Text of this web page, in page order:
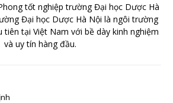
tốt nghiệp trường Đại học Dược Hà
Đại học Dược Hà Nội là ngôi trường
tại Việt Nam với bề dày kinh nghiệm
và uy tín hàng đầu.